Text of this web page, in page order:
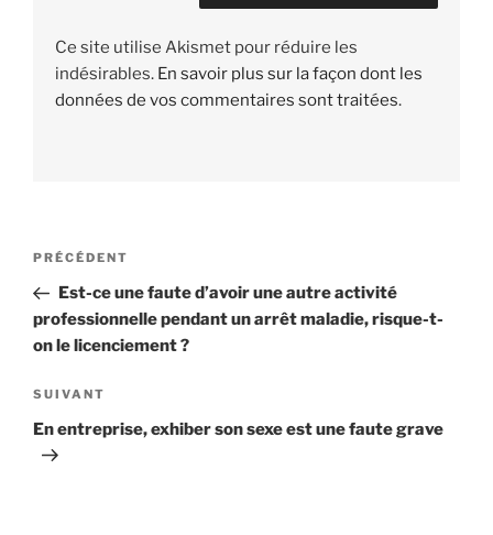
Ce site utilise Akismet pour réduire les
indésirables. En savoir plus sur la façon dont les
données de vos commentaires sont traitées.
Navigation
l’article
Article
précédent
PRÉCÉDENT
Est-ce une faute d’avoir une autre activité
professionnelle pendant un arrêt maladie, risque-t-
on le licenciement ?
Article
suivant
SUIVANT
En entreprise, exhiber son sexe est une faute grave